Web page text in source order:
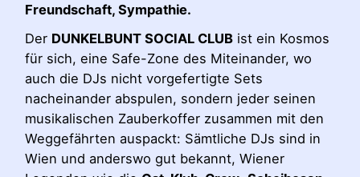
Freundschaft, Sympathie.
Der DUNKELBUNT SOCIAL CLUB ist ein Kosmos
für sich, eine Safe-Zone des Miteinander, wo
auch die DJs nicht vorgefertigte Sets
nacheinander abspulen, sondern jeder seinen
musikalischen Zauberkoffer zusammen mit den
Weggefährten auspackt: Sämtliche DJs sind in
Wien und anderswo gut bekannt, Wiener